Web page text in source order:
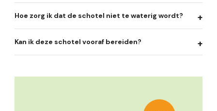
Hoe zorg ik dat de schotel niet te waterig wordt?
Kan ik deze schotel vooraf bereiden?